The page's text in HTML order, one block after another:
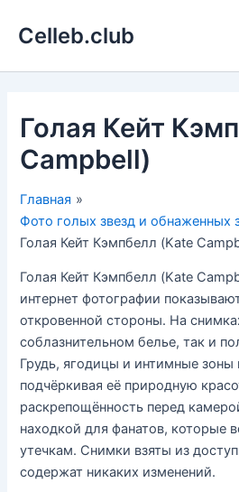
Celleb.club
Голая Кейт
Campbell)
Главная
Фото голых звезд и обнаженных
Голая Кейт Кэмпбелл (Kate
Голая Кейт Кэмпбелл (Kate
интернет фотографии
откровенной стороны. На
соблазнительном белье, так и
Грудь, ягодицы и интимные зоны
подчёркивая её природную
раскрепощённость перед
находкой для фанатов, которые
утечкам. Снимки взяты из
содержат никаких изменений.